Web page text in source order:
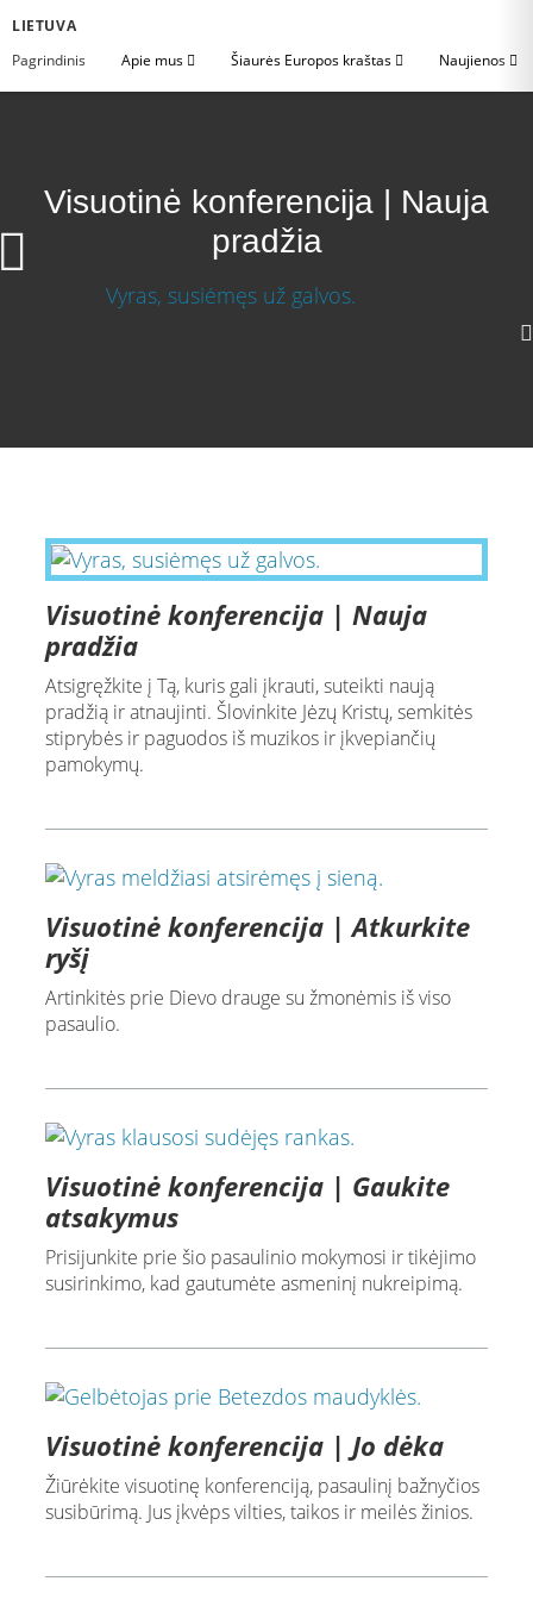
LIETUVA
Pagrindinis
Apie mus Šiaurės Europos kraštas Naujienos
Visuotinė konferencija | Nauja
pradžia
Visuotinė konferencija | Nauja
pradžia
Atsigręžkite į Tą, kuris gali įkrauti, suteikti naują
pradžią ir atnaujinti. Šlovinkite Jėzų Kristų, semkitės
stiprybės ir paguodos iš muzikos ir įkvepiančių
pamokymų.
Visuotinė konferencija | Atkurkite
ryšį
Artinkitės prie Dievo drauge su žmonėmis iš viso
pasaulio.
Visuotinė konferencija | Gaukite
atsakymus
Prisijunkite prie šio pasaulinio mokymosi ir tikėjimo
susirinkimo, kad gautumėte asmeninį nukreipimą.
Visuotinė konferencija | Jo dėka
Žiūrėkite visuotinę konferenciją, pasaulinį bažnyčios
susibūrimą. Jus įkvėps vilties, taikos ir meilės žinios.